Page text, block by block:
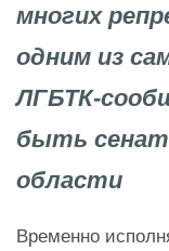
многих
одним из
ЛГБТК-
быть
области
Временно